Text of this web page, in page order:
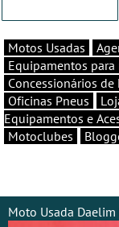
Motos Usadas
Equipamentos
Concessionários de
Oficinas Pneus
Equipamentos e
Motoclubes
Moto Usada